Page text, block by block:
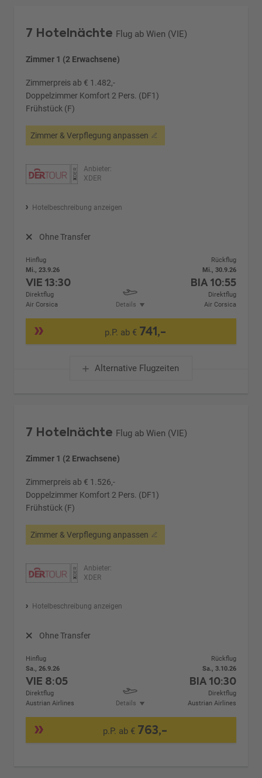
7 Hotelnächte Flug ab Wien (VIE)
Zimmer 1 (2 Erwachsene)
Zimmerpreis ab € 1.482,-
Doppelzimmer Komfort 2 Pers. (DF1)
Frühstück (F)
Zimmer & Verpflegung anpassen
Anbieter:
XDER
Hotelbeschreibung anzeigen
Ohne Transfer
Hinflug
Mi., 23.9.26
VIE13:30
Direktflug
Air Corsica
Details
Rückflug
Mi., 30.9.26
BIA 10:55
Direktflug
Air Corsica
p.P. ab € 741,-
Alternative Flugzeiten
7 Hotelnächte Flug ab Wien (VIE)
Zimmer 1 (2 Erwachsene)
Zimmerpreis ab € 1.526,-
Doppelzimmer Komfort 2 Pers. (DF1)
Frühstück (F)
Zimmer & Verpflegung anpassen
Anbieter:
XDER
Hotelbeschreibung anzeigen
Ohne Transfer
Hinflug
Sa., 26.9.26
VIE 8:05
Direktflug
Austrian Airlines
Details
Rückflug
Sa., 3.10.26
BIA 10:30
Direktflug
Austrian Airlines
p.P. ab € 763,-